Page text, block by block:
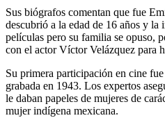
Sus biógrafos comentan que fue
descubrió a la edad de 16 años y la
películas pero su familia se opuso,
con el actor Víctor Velázquez para
Su primera participación en cine
grabada en 1943. Los expertos
le daban papeles de mujeres de
mujer indígena mexicana.